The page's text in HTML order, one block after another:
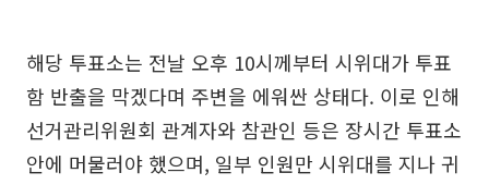
해당 투표소는 전날 오후 10시께부터 시위대가 투표
함 반출을 막겠다며 주변을 에워싼 상태다. 이로 인해
선거관리위원회 관계자와 참관인 등은 장시간 투표소
안에 머물러야 했으며, 일부 인원만 시위대를 지나 귀